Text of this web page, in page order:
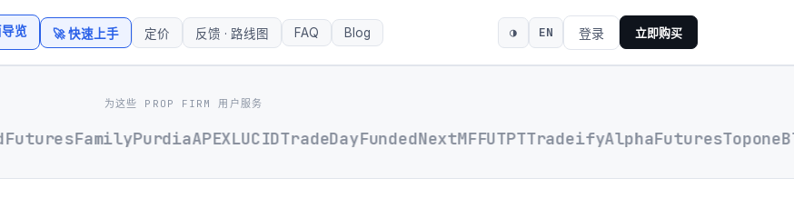
览 🚀 快速上手 定价 反馈 · 路线图 FAQ Blog ◑ EN 登录 立即购买
为这些 PROP FIRM 用户服务
PurdiaAPEXLUCIDTradeDayFundedNextMFFUTPTTradeifyAlphaFuturesTopone